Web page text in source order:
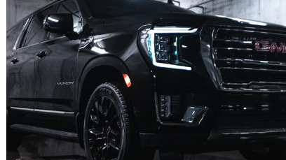
GMC Yukon SLT
8 VOYAGEURS, 8 SACS
Cliquez pour plus de détails